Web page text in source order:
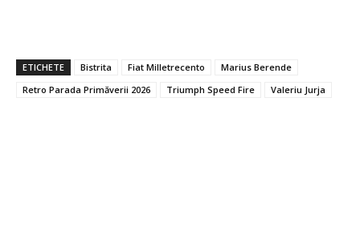
ETICHETE Bistrita Fiat Milletrecento
Marius Berende
Retro Parada Primăverii 2026
Triumph Speed Fire Valeriu Jurja